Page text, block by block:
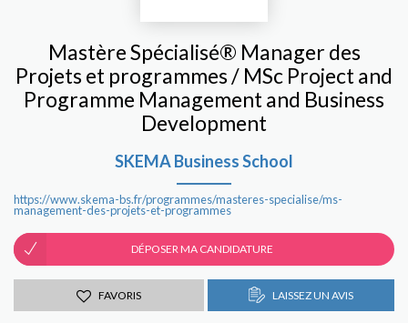
Mastère Spécialisé® Manager des
Projets et programmes / MSc Project and
Programme Management and Business
Development
SKEMA Business School
https://www.skema-bs.fr/programmes/masteres-specialise/ms-
management-des-projets-et-programmes
DÉPOSER MA CANDIDATURE
FAVORIS LAISSEZ UN AVIS